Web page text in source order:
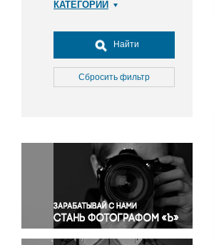
КАТЕГОРИИ
Досуг, туризм и отдых
Культура
Медицина
Окружающая среда
Политика
Правосудие
Происшествия и конфликты
Религия
Светская жизнь
Найти
Сбросить фильтр